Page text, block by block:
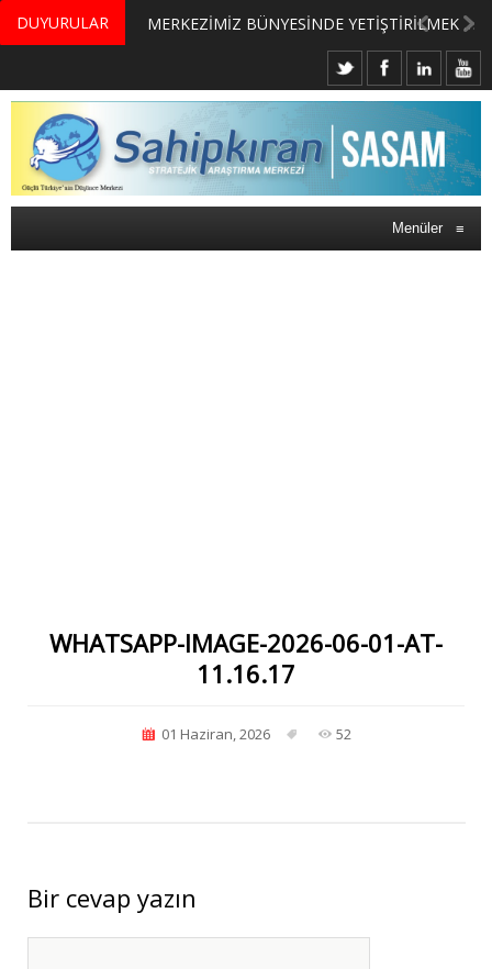
DUYURULAR MERKEZİMİZ BÜNYESİNDE YETİŞTİRİLMEK ÜZERE GÖNÜLLÜ ÜLKE MASASI UZMANI VE UZMAN ADAYLARI ARIYORUZ
Menüler ≡
WHATSAPP-IMAGE-2026-06-01-AT-
11.16.17
01 Haziran, 2026 52
Bir cevap yazın